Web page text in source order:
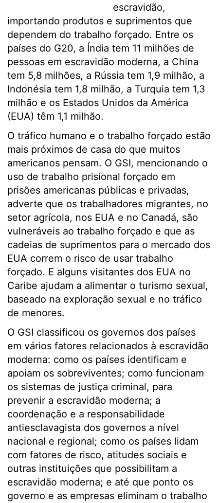
escravidão,
importando produtos e suprimentos que
dependem do trabalho forçado. Entre os
países do G20, a Índia tem 11 milhões de
pessoas em escravidão moderna, a China
tem 5,8 milhões, a Rússia tem 1,9 milhão, a
Indonésia tem 1,8 milhão, a Turquia tem 1,3
milhão e os Estados Unidos da América
(EUA) têm 1,1 milhão.
O tráfico humano e o trabalho forçado estão
mais próximos de casa do que muitos
americanos pensam. O GSI, mencionando o
uso de trabalho prisional forçado em
prisões americanas públicas e privadas,
adverte que os trabalhadores migrantes, no
setor agrícola, nos EUA e no Canadá, são
vulneráveis ​​ao trabalho forçado e que as
cadeias de suprimentos para o mercado dos
EUA correm o risco de usar trabalho
forçado. E alguns visitantes dos EUA no
Caribe ajudam a alimentar o turismo sexual,
baseado na exploração sexual e no tráfico
de menores.
O GSI classificou os governos dos países
em vários fatores relacionados à escravidão
moderna: como os países identificam e
apoiam os sobreviventes; como funcionam
os sistemas de justiça criminal, para
prevenir a escravidão moderna; a
coordenação e a responsabilidade
antiesclavagista dos governos a nível
nacional e regional; como os países lidam
com fatores de risco, atitudes sociais e
outras instituições que possibilitam a
escravidão moderna; e até que ponto os
governo e as empresas eliminam o trabalho